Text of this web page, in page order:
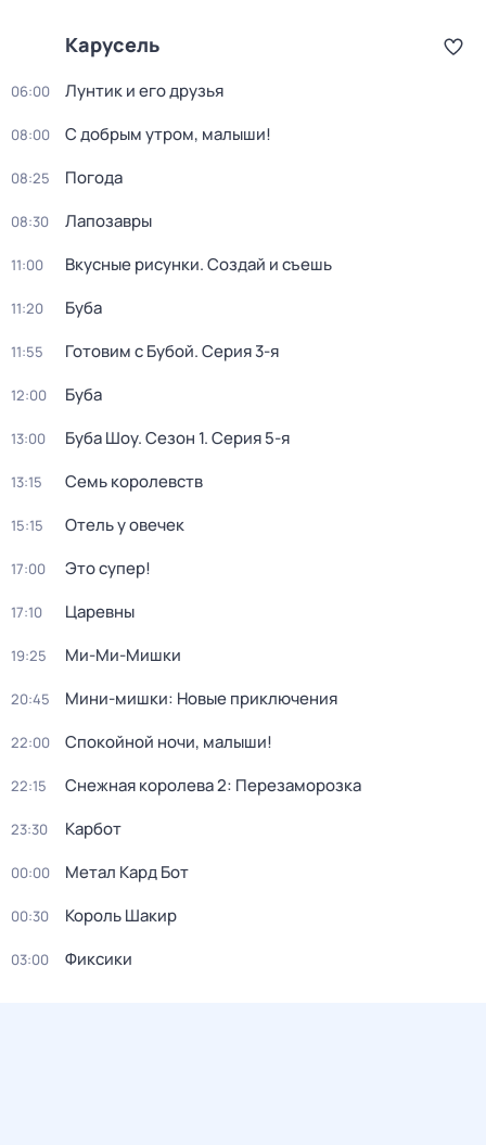
Карусель
06:00 Лунтик и его друзья
08:00 С добрым утром, малыши!
08:25 Погода
08:30 Лапозавры
11:00 Вкусные рисунки. Создай и съешь
11:20 Буба
11:55 Готовим с Бубой. Серия 3-я
12:00 Буба
13:00 Буба Шоу. Сезон 1. Серия 5-я
13:15 Семь королевств
15:15 Отель у овечек
17:00 Это супер!
17:10 Царевны
19:25 Ми-Ми-Мишки
20:45 Мини-мишки: Новые приключения
22:00 Спокойной ночи, малыши!
22:15 Снежная королева 2: Перезаморозка
23:30 Карбот
00:00 Метал Кард Бот
00:30 Король Шакир
03:00 Фиксики